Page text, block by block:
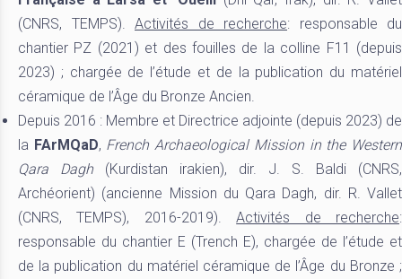
(CNRS, TEMPS). Activités de recherche: responsable du
chantier PZ (2021) et des fouilles de la colline F11 (depuis
2023) ; chargée de l’étude et de la publication du matériel
céramique de l’Âge du Bronze Ancien.
Depuis 2016 : Membre et Directrice adjointe (depuis 2023) de
la FArMQaD, French Archaeological Mission in the Western
Qara Dagh(Kurdistan irakien), dir. J. S. Baldi (CNRS,
Archéorient) (ancienne Mission du Qara Dagh, dir. R. Vallet
(CNRS, TEMPS), 2016-2019).Activités de recherche:
responsable du chantier E (Trench E), chargée de l’étude et
de la publication du matériel céramique de l’Âge du Bronze ;